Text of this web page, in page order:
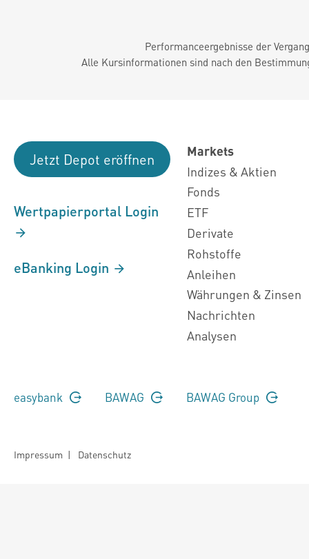
Performanceergebnisse der
Alle Kursinformationen sind nach den
Jetzt Depot eröffnen
Wertpapierportal Login
eBanking Login
Markets
Indizes & Aktien
Fonds
ETF
Derivate
Rohstoffe
Anleihen
Währungen & Zinsen
Nachrichten
Analysen
easybank BAWAG BAWAG Group
Impressum | Datenschutz